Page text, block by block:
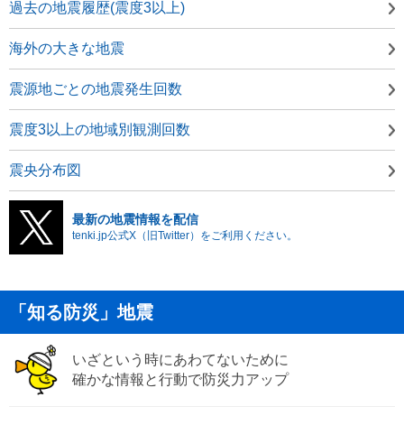
過去の地震履歴(震度3以上)
海外の大きな地震
震源地ごとの地震発生回数
震度3以上の地域別観測回数
震央分布図
最新の地震情報を配信
tenki.jp公式X（旧Twitter）をご利用ください。
「知る防災」地震
いざという時にあわてないために
確かな情報と行動で防災力アップ